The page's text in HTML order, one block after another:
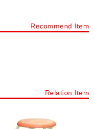
Recommend Item
Relation Item